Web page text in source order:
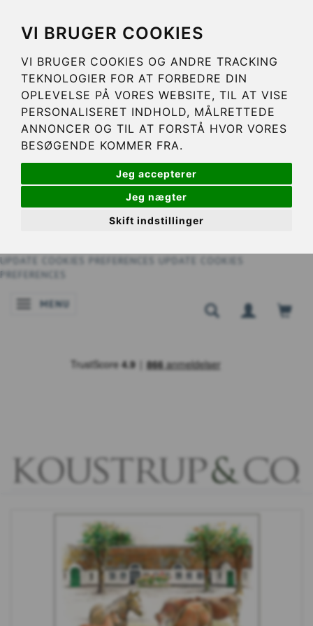
VI BRUGER COOKIES
VI BRUGER COOKIES OG ANDRE TRACKING
TEKNOLOGIER FOR AT FORBEDRE DIN
OPLEVELSE PÅ VORES WEBSITE, TIL AT VISE
PERSONALISERET INDHOLD, MÅLRETTEDE
ANNONCER OG TIL AT FORSTÅ HVOR VORES
BESØGENDE KOMMER FRA.
Jeg accepterer
Jeg nægter
Skift indstillinger
UPDATE COOKIES PREFERENCES
UPDATE COOKIES
PREFERENCES
SKIFTE NAVIGATION
MENU